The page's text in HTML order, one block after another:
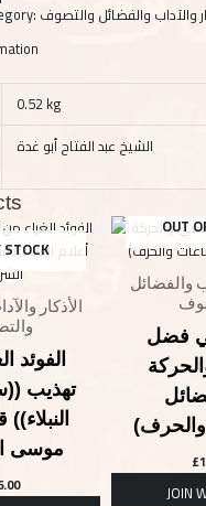
والآداب والفضائل والتصوف
0.52 kg
الشيخ عبد الفتاح أبو غدة
STOCK
الأذكار
الفوئد
تهذيب
موسى
OUT
والفضائل
فضل
والحرف)
£